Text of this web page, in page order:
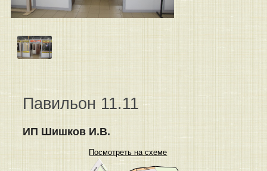
Павильон 11.11
ИП Шишков И.В.
Посмотреть на схеме